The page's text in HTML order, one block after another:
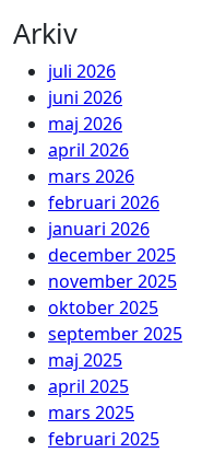
Arkiv
juli 2026
juni 2026
maj 2026
april 2026
mars 2026
februari 2026
januari 2026
december 2025
november 2025
oktober 2025
september 2025
maj 2025
april 2025
mars 2025
februari 2025